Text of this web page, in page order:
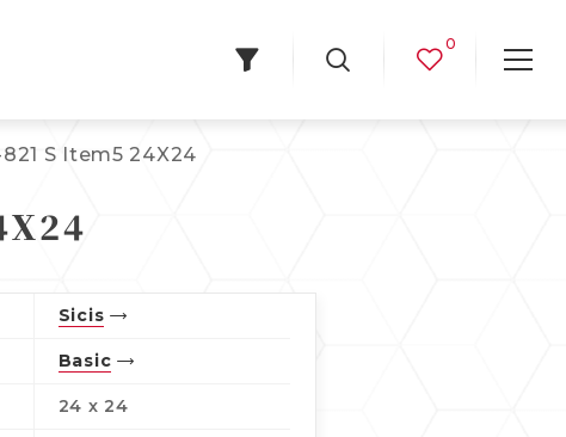
0
S Item5 24X24
Sicis
Basic
24 x 24